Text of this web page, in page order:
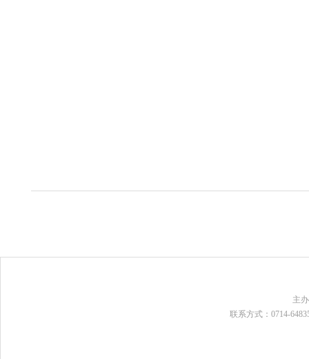
主
联系方式：0714-